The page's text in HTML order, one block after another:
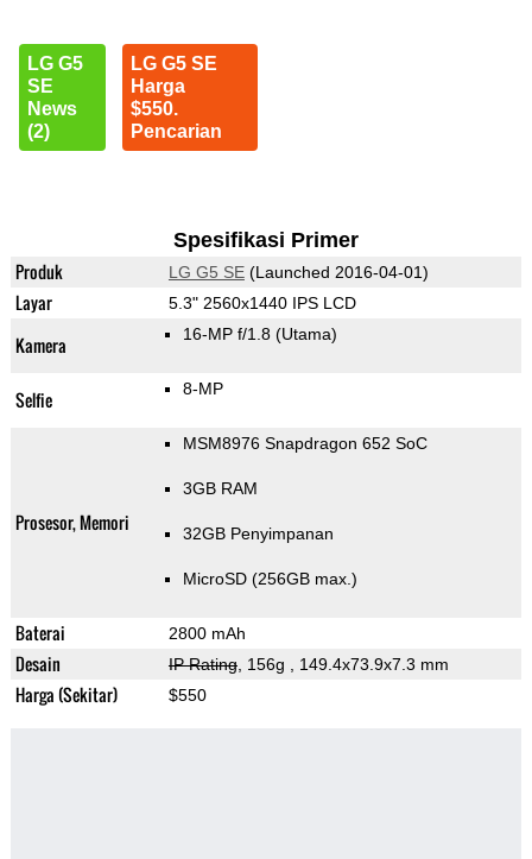
LG G5
SE
News
(2)
LG G5 SE
Harga
$550.
Pencarian
Spesifikasi Primer
Produk LG G5 SE(Launched 2016-04-01)
Layar 5.3" 2560x1440 IPS LCD
Kamera 16-MP f/1.8 (Utama)
Selfie 8-MP
Prosesor, Memori
MSM8976 Snapdragon 652 SoC
3GB RAM
32GB Penyimpanan
MicroSD (256GB max.)
Baterai 2800 mAh
Desain IP Rating, 156g , 149.4x73.9x7.3 mm
Harga (Sekitar) $550